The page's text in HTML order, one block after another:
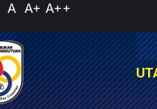
A A+ A++